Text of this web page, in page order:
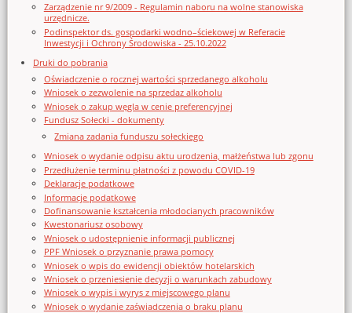
Zarządzenie nr 9/2009 - Regulamin naboru na wolne stanowiska
urzędnicze.
Podinspektor ds. gospodarki wodno–ściekowej w Referacie
Inwestycji i Ochrony Środowiska - 25.10.2022
Druki do pobrania
Oświadczenie o rocznej wartości sprzedanego alkoholu
Wniosek o zezwolenie na sprzedaz alkoholu
Wniosek o zakup węgla w cenie preferencyjnej
Fundusz Sołecki - dokumenty
Zmiana zadania funduszu sołeckiego
Wniosek o wydanie odpisu aktu urodzenia, małżeństwa lub zgonu
Przedłużenie terminu płatności z powodu COVID-19
Deklaracje podatkowe
Informacje podatkowe
Dofinansowanie kształcenia młodocianych pracowników
Kwestonariusz osobowy
Wniosek o udostępnienie informacji publicznej
PPF Wniosek o przyznanie prawa pomocy
Wniosek o wpis do ewidencji obiektów hotelarskich
Wniosek o przeniesienie decyzji o warunkach zabudowy
Wniosek o wypis i wyrys z miejscowego planu
Wniosek o wydanie zaświadczenia o braku planu